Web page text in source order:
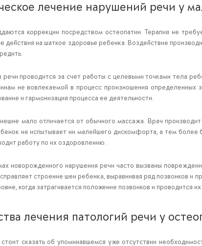
лечение нарушений речи у
коррекции посредством остеопатии. Терапия не
действия на шаткое здоровье ребенка. Воздействие
проводится за счет работы с целевыми точками тела
не вовлекаемой в процесс произношения определенных
и гармонизация процесса ее деятельности.
мало отличается от обычного массажа. Врач
не испытывает ни малейшего дискомфорта, а тем
работу по их оздоровлению.
новорожденного нарушения речи часто вызваны
строение шеи ребенка, выравнивая ряд позвонков
когда затрагивается положение позвонков и проводится
лечения патологий речи у
сказать об упоминавшемся уже отсутствии